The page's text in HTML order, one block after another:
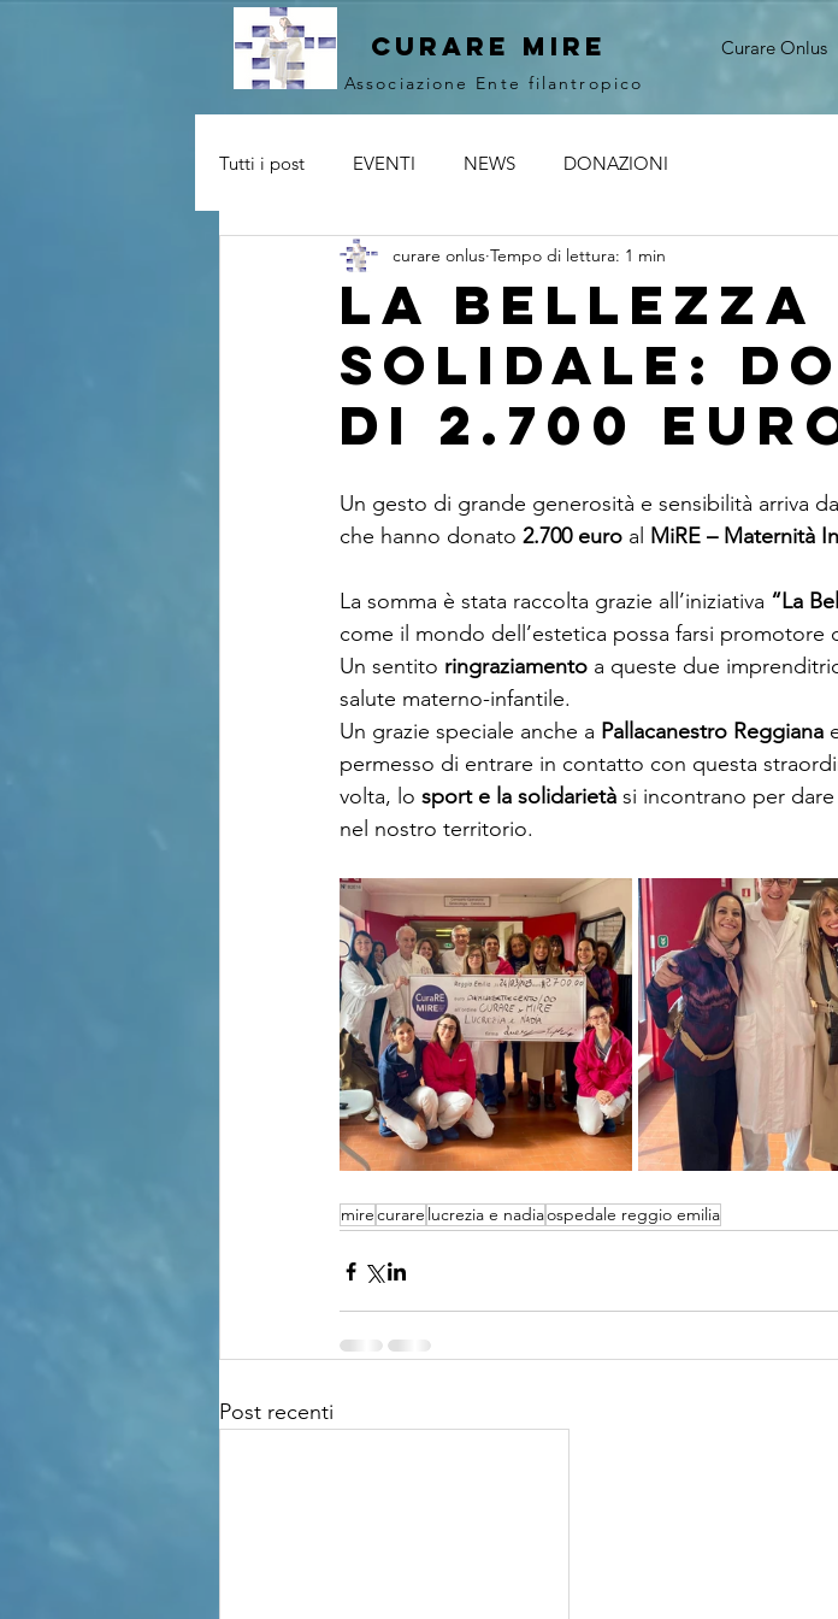
curare MIRE
Associazione Ente filantropico
Curare Onlus
Tutti i post EVENTI NEWS DONAZIONI
La bellezza
solidale:
di 2.700
curare onlus Tempo di lettura: 1 min
Un gesto di grande generosità e sensibilità arriva da
che hanno donato 2.700 euro al MiRE – Maternità
La somma è stata raccolta grazie all’iniziativa “La
come il mondo dell’estetica possa farsi
Un sentito ringraziamento a queste due
salute materno-infantile.
Un grazie speciale anche a Pallacanestro Reggiana
permesso di entrare in contatto con questa
volta, lo sport e la solidarietà si incontrano per
nel nostro territorio.
mirecurare lucrezia e nadiaospedale reggio emilia
Post recenti